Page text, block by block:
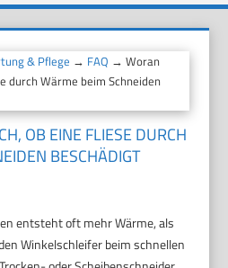
& Pflege → FAQ → Woran
durch Wärme beim Schneiden
OB EINE FLIESE DURCH
BESCHÄDIGT
entsteht oft mehr Wärme, als
Winkelschleifer beim schnellen